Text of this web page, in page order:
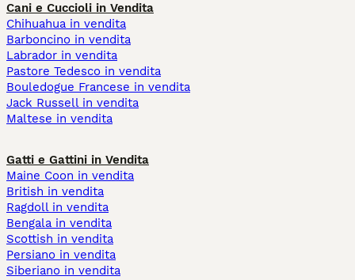
Cani e Cuccioli in Vendita
Chihuahua in vendita
Barboncino in vendita
Labrador in vendita
Pastore Tedesco in vendita
Bouledogue Francese in vendita
Jack Russell in vendita
Maltese in vendita
Gatti e Gattini in Vendita
Maine Coon in vendita
British in vendita
Ragdoll in vendita
Bengala in vendita
Scottish in vendita
Persiano in vendita
Siberiano in vendita